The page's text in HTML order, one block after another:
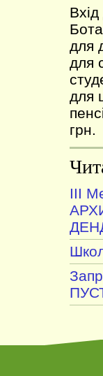
для
для
для
грн.
III